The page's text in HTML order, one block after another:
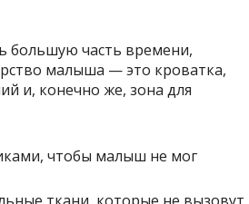
большую часть времени,
малыша — это кроватка,
и, конечно же, зона для
чтобы малыш не мог